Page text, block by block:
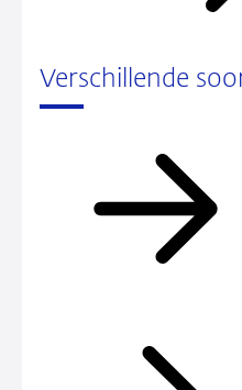
Verschillende